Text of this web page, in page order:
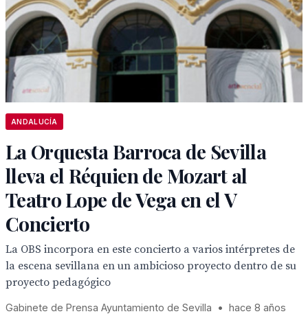
ANDALUCÍA
La Orquesta Barroca de Sevilla
lleva el Réquien de Mozart al
Teatro Lope de Vega en el V
Concierto
La OBS incorpora en este concierto a varios intérpretes de
la escena sevillana en un ambicioso proyecto dentro de su
proyecto pedagógico
Gabinete de Prensa Ayuntamiento de Sevilla • hace 8 años